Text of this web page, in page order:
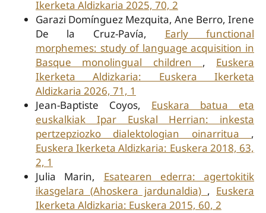
Ikerketa Aldizkaria 2025, 70, 2
Garazi Domínguez Mezquita, Ane Berro, Irene
De la Cruz-Pavía, Early functional
morphemes: study of language acquisition in
Basque monolingual children , Euskera
Ikerketa Aldizkaria: Euskera Ikerketa
Aldizkaria 2026, 71, 1
Jean-Baptiste Coyos, Euskara batua eta
euskalkiak Ipar Euskal Herrian: inkesta
pertzepziozko dialektologian oinarritua ,
Euskera Ikerketa Aldizkaria: Euskera 2018, 63,
2, 1
Julia Marin, Esatearen ederra: agertokitik
ikasgelara (Ahoskera jardunaldia) , Euskera
Ikerketa Aldizkaria: Euskera 2015, 60, 2